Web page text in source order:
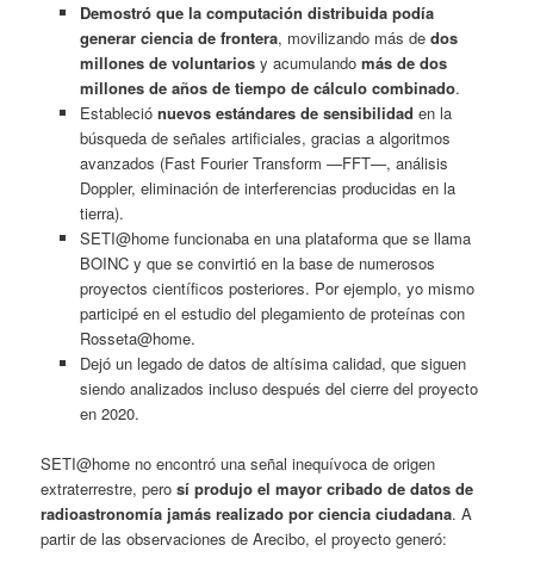
Demostró que la computación distribuida podía
generar ciencia de frontera, movilizando más de dos
millones de voluntariosy acumulando más de dos
millones de años de tiempo de cálculo combinado.
Estableció nuevos estándares de sensibilidad en la
búsqueda de señales artificiales, gracias a algoritmos
avanzados (Fast Fourier Transform —FFT—, análisis
Doppler, eliminación de interferencias producidas en la
tierra).
SETI@home funcionaba en una plataforma que se llama
BOINC y que se convirtió en la base de numerosos
proyectos científicos posteriores. Por ejemplo, yo mismo
participé en el estudio del plegamiento de proteínas con
Rosseta@home.
Dejó un legado de datos de altísima calidad, que siguen
siendo analizados incluso después del cierre del proyecto
en 2020.
SETI@home no encontró una señal inequívoca de origen
extraterrestre, perosí produjo el mayor cribado de datos de
radioastronomía jamás realizado por ciencia ciudadana. A
partir de las observaciones de Arecibo, el proyecto generó: